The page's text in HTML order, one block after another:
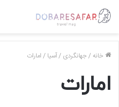
خانه /جهانگردی /آسیا /امارات
امارات